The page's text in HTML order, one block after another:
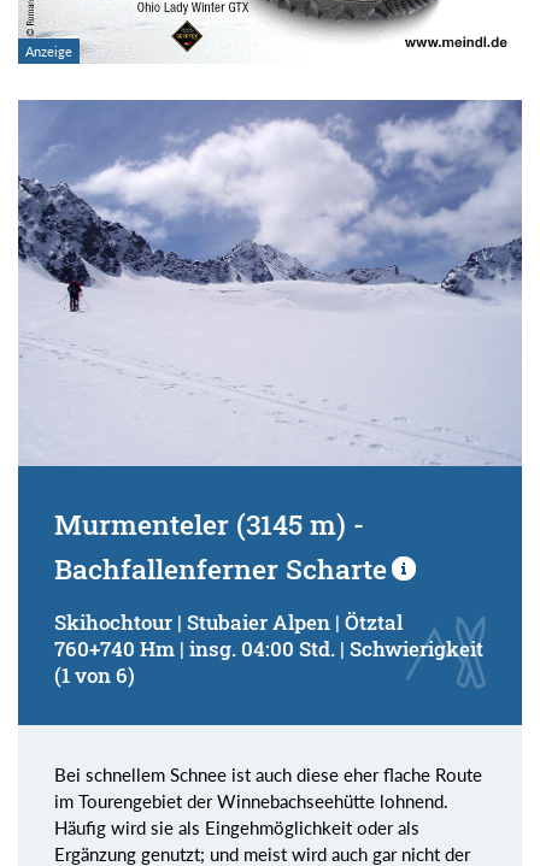
Murmenteler (3145 m) -
Bachfallenferner Scharte
Skihochtour | Stubaier Alpen | Ötztal
760+740 Hm | insg. 04:00 Std. | Schwierigkeit
(1 von 6)
Bei schnellem Schnee ist auch diese eher flache Route
im Tourengebiet der Winnebachseehütte lohnend.
Häufig wird sie als Eingehmöglichkeit oder als
Ergänzung genutzt; und meist wird auch gar nicht der